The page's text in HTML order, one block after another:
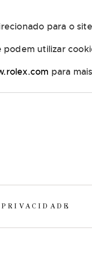
para o site
utilizar
para